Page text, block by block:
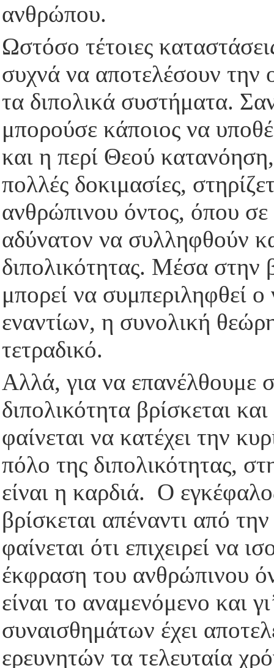
ανθρώπου.
Ωστόσο τέτοιες
συχνά να αποτελέσουν την
τα διπολικά συστήματα.
μπορούσε κάποιος να
και η περί Θεού
πολλές δοκιμασίες,
ανθρώπινου όντος, όπου σε
αδύνατον να συλληφθούν
διπολικότητας. Μέσα στην
μπορεί να συμπεριληφθεί
εναντίων, η συνολική
τετραδικό.
Αλλά, για να επανέλθουμε
διπολικότητα βρίσκεται
φαίνεται να κατέχει την
πόλο της διπολικότητας,
είναι η καρδιά. Ο
βρίσκεται απέναντι από
φαίνεται ότι επιχειρεί να
έκφραση του ανθρώπινου
είναι το αναμενόμενο και
συναισθημάτων έχει
ερευνητών τα τελευταία